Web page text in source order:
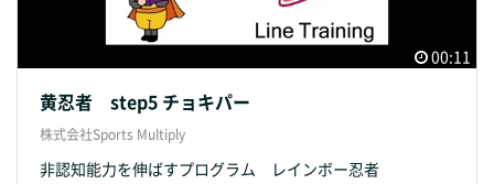
00:11
黄忍者 step5 チョキパー
株式会社Sports Multiply
非認知能力を伸ばすプログラム レインボー忍者